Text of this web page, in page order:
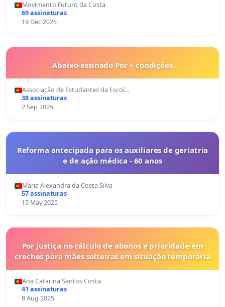
Movimento Futuro da Costa
69 assinaturas
19 Dec 2025
Abaixo-assinado Por + condições
Associação de Estudantes da Escol…
38 assinaturas
2 Sep 2025
Reforma antecipada para os auxiliares de geriatria
e de ação médica - 60 anos
Maria Alexandra da Costa Silva
57 assinaturas
15 May 2025
Por justiça no cálculo de abonos e prioridade em
creches para mães solteiras em situação temporária
Ana Catarina Santos Costa
41 assinaturas
8 Aug 2025